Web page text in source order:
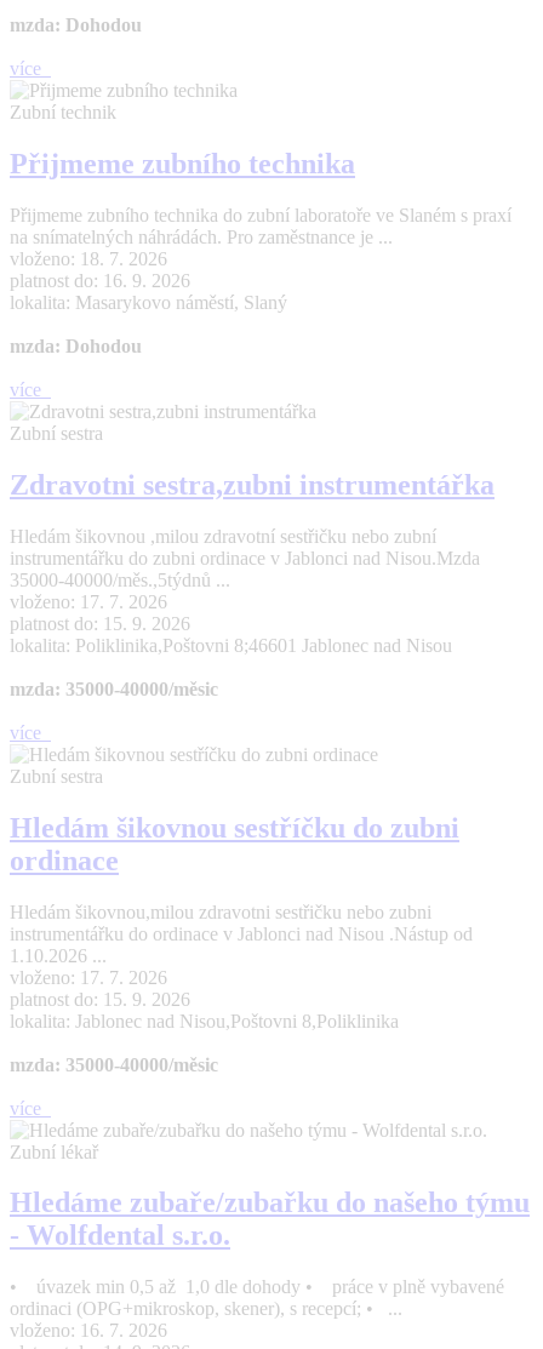
mzda: Dohodou
více
Zubní technik
Přijmeme zubního technika
Přijmeme zubního technika do zubní laboratoře ve Slaném s praxí
na snímatelných náhrádách. Pro zaměstnance je ...
vloženo: 18. 7. 2026
platnost do: 16. 9. 2026
lokalita: Masarykovo náměstí, Slaný
mzda: Dohodou
více
Zubní sestra
Zdravotni sestra,zubni instrumentářka
Hledám šikovnou ,milou zdravotní sestřičku nebo zubní
instrumentářku do zubni ordinace v Jablonci nad Nisou.Mzda
35000-40000/měs.,5týdnů ...
vloženo: 17. 7. 2026
platnost do: 15. 9. 2026
lokalita: Poliklinika,Poštovni 8;46601 Jablonec nad Nisou
mzda: 35000-40000/měsic
více
Zubní sestra
Hledám šikovnou sestříčku do zubni
ordinace
Hledám šikovnou,milou zdravotni sestřičku nebo zubni
instrumentářku do ordinace v Jablonci nad Nisou .Nástup od
1.10.2026 ...
vloženo: 17. 7. 2026
platnost do: 15. 9. 2026
lokalita: Jablonec nad Nisou,Poštovni 8,Poliklinika
mzda: 35000-40000/měsic
více
Zubní lékař
Hledáme zubaře/zubařku do našeho týmu
- Wolfdental s.r.o.
• úvazek min 0,5 až 1,0 dle dohody • práce v plně vybavené
ordinaci (OPG+mikroskop, skener), s recepcí; • ...
vloženo: 16. 7. 2026